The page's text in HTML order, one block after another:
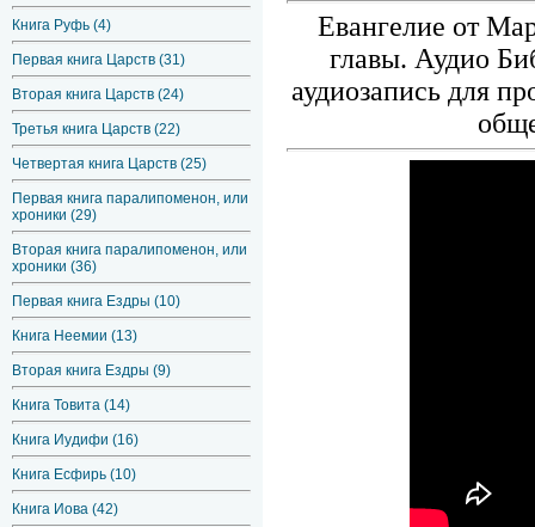
Книга Руфь (4)
Первая книга Царств (31)
Вторая книга Царств (24)
Третья книга Царств (22)
Четвертая книга Царств (25)
Первая книга паралипоменон, или
хроники (29)
Вторая книга паралипоменон, или
хроники (36)
Первая книга Ездры (10)
Книга Неемии (13)
Вторая книга Ездры (9)
Книга Товита (14)
Книга Иудифи (16)
Книга Есфирь (10)
Книга Иова (42)
Евангелие от
главы. Аудио
аудиозапись для